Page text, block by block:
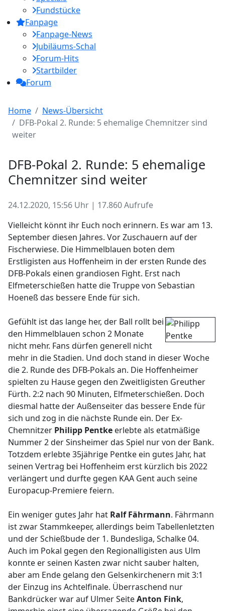
Fundstücke
Fanpage
Fanpage-News
Jubiläums-Schal
Forum-Hits
Startbilder
Forum
Home
News-Übersicht
DFB-Pokal 2. Runde: 5 ehemalige Chemnitzer sind
weiter
DFB-Pokal 2. Runde: 5 ehemalige
Chemnitzer sind weiter
24.12.2020, 15:56 Uhr | 17.860 Aufrufe
Vielleicht könnt ihr Euch noch erinnern. Es war am 13.
September diesen Jahres. Vor Zuschauern auf der
Fischerwiese. Die Himmelblauen boten dem
Erstligisten aus Hoffenheim in der ersten Runde des
DFB-Pokals einen grandiosen Fight. Erst nach
Elfmeterschießen hatte die Truppe von Sebastian
Hoeneß das bessere Ende für sich.
Gefühlt ist das lange her, der Ball rollt bei
den Himmelblauen schon 2 Monate
nicht mehr. Fans dürfen generell nicht
mehr in die Stadien. Und doch stand in dieser Woche
die 2. Runde des DFB-Pokals an. Die Hoffenheimer
spielten zu Hause gegen den Zweitligisten Greuther
Fürth. 2:2 nach 90 Minuten, Elfmeterschießen. Doch
diesmal hatte der Außenseiter das bessere Ende für
sich und zog in die nächste Runde ein. Der Ex-
Chemnitzer Philipp Pentke erlebte als etatmäßige
Nummer 2 der Sinsheimer das Spiel nur von der Bank.
Totzdem erlebte 35jährige Pentke ein gutes Jahr, hat
seinen Vertrag bei Hoffenheim erst kürzlich bis 2022
verlängert und durfte gegen KAA Gent auch seine
Europacup-Premiere feiern.
Ein weniger gutes Jahr hat Ralf Fährmann. Fährmann
ist zwar Stammkeeper, allerdings beim Tabellenletzten
und der Schießbude der 1. Bundesliga, Schalke 04.
Auch im Pokal gegen den Regionalligisten aus Ulm
konnte er seinen Kasten zwar nicht sauber halten,
aber am Ende gelang den Gelsenkirchenern mit 3:1
der Einzug ins Achtelfinale. Überraschend nur
Bankdrücker war auf Ulmer SeiteAnton Fink,